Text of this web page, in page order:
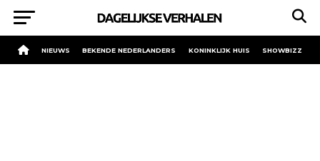
NIEUWS BEKENDE NEDERLANDERS KONINKLIJK HUIS SHOWBIZZ